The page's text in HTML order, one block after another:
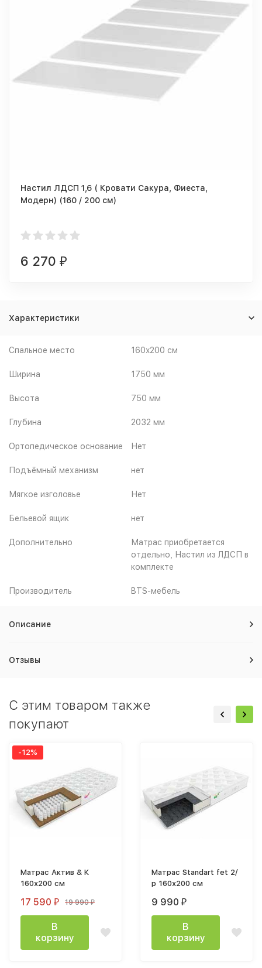
Настил ЛДСП 1,6 ( Кровати Сакура, Фиеста,
Модерн) (160 / 200 см)
6 270 ₽
Характеристики
Спальное место 160x200 см
Ширина 1750 мм
Высота 750 мм
Глубина 2032 мм
Ортопедическое основание Нет
Подъёмный механизм нет
Мягкое изголовье Нет
Бельевой ящик нет
Дополнительно
Матрас приобретается
отдельно, Настил из ЛДСП в
комплекте
Производитель BTS-мебель
Описание
Отзывы
C этим товаром также
покупают
-12%
Матрас Актив & К
160х200 см
17 590 ₽ 19 990₽
В
корзину
Матрас Standart fet 2/
р 160х200 см
9 990 ₽
В
корзину